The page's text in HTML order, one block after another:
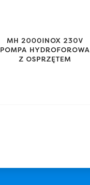
MH 2000INOX 230V
POMPA HYDROFOROWA
Z OSPRZĘTEM